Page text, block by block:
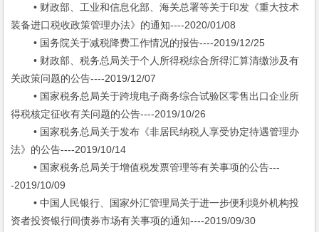
• 财政部、工业和信息化部、海关总署等关于印发《重大技术
装备进口税收政策管理办法》的通知----2020/01/08
• 国务院关于减税降费工作情况的报告----2019/12/25
• 财政部、税务总局关于个人所得税综合所得汇算清缴涉及有
关政策问题的公告----2019/12/07
• 国家税务总局关于跨境电子商务综合试验区零售出口企业所
得税核定征收有关问题的公告----2019/10/26
• 国家税务总局关于发布《非居民纳税人享受协定待遇管理办
法》的公告----2019/10/14
• 国家税务总局关于增值税发票管理等有关事项的公告---
-2019/10/09
• 中国人民银行、国家外汇管理局关于进一步便利境外机构投
资者投资银行间债券市场有关事项的通知----2019/09/30